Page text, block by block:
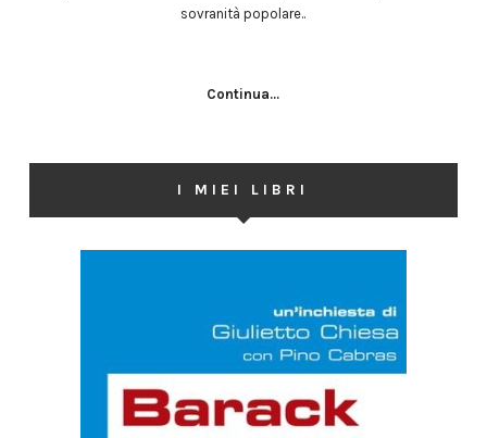
sovranità popolare..
Continua...
I MIEI LIBRI